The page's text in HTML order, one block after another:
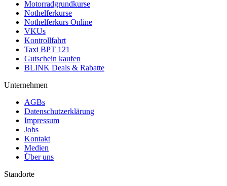
Motorradgrundkurse
Nothelferkurse
Nothelferkurs Online
VKUs
Kontrollfahrt
Taxi BPT 121
Gutschein kaufen
BLINK Deals & Rabatte
Unternehmen
AGBs
Datenschutzerklärung
Impressum
Jobs
Kontakt
Medien
Über uns
Standorte